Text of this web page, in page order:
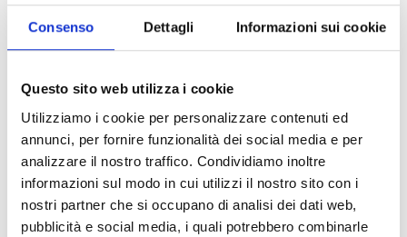
Consenso Dettagli Informazioni sui cookie
Questo sito web utilizza i cookie
Utilizziamo i cookie per personalizzare contenuti ed
annunci, per fornire funzionalità dei social media e per
analizzare il nostro traffico. Condividiamo inoltre
informazioni sul modo in cui utilizzi il nostro sito con i
nostri partner che si occupano di analisi dei dati web,
pubblicità e social media, i quali potrebbero combinarle